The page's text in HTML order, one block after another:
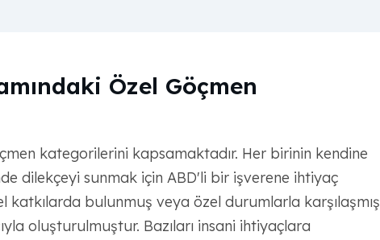
Özel Göçmen
kategorilerini kapsamaktadır. Her birinin kendine
dilekçeyi sunmak için ABD'li bir işverene ihtiyaç
katkılarda bulunmuş veya özel durumlarla karşılaşmış
oluşturulmuştur. Bazıları insani ihtiyaçlara